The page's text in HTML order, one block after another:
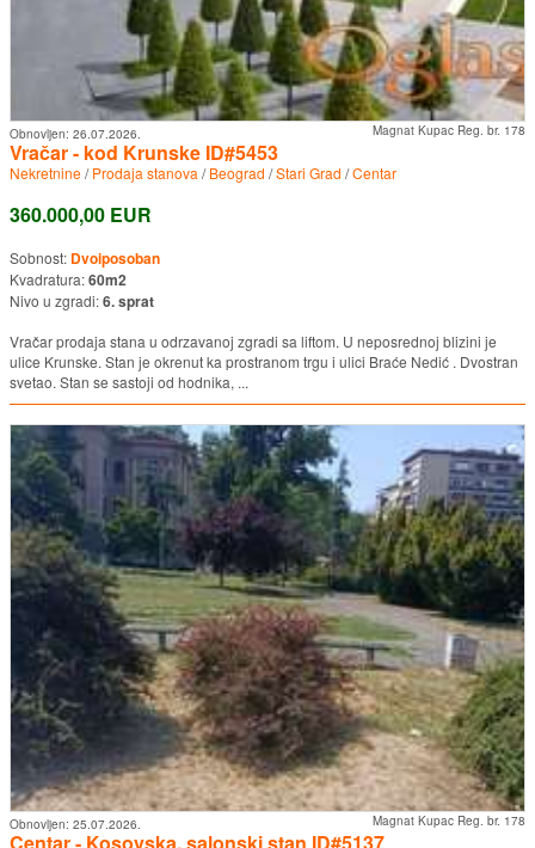
Magnat Kupac Reg. br. 178
Obnovljen: 26.07.2026.
Vračar - kod Krunske ID#5453
Nekretnine/Prodaja stanova /Beograd /Stari Grad /Centar
360.000,00 EUR
Sobnost: Dvoiposoban
Kvadratura:60m2
Nivo u zgradi:6. sprat
Vračar prodaja stana u odrzavanoj zgradi sa liftom. U neposrednoj blizini je
ulice Krunske. Stan je okrenut ka prostranom trgu i ulici Braće Nedić . Dvostran
svetao. Stan se sastoji od hodnika, ...
Magnat Kupac Reg. br. 178
Obnovljen: 25.07.2026.
Centar - Kosovska, salonski stan ID#5137